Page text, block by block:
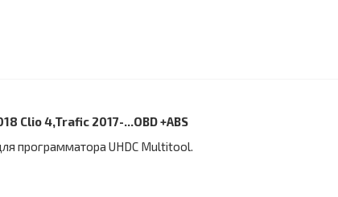
Clio 4,Trafic 2017-...OBD +ABS
программатора UHDC Multitool.